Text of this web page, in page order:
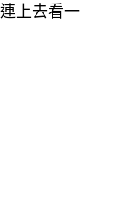
上去看一